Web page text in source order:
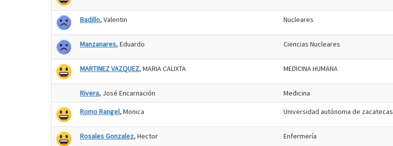
Badillo, Valentin Nucleares
Manzanares, Eduardo Ciencias Nucleares
MARTINEZ VAZQUEZ, MARIA CALIXTA MEDICINA HUMANA
Rivera, José Encarnación Medicina
Romo Rangel, Monica Universidad autónoma de zacatecas
Rosales Gonzalez, Hector Enfermería